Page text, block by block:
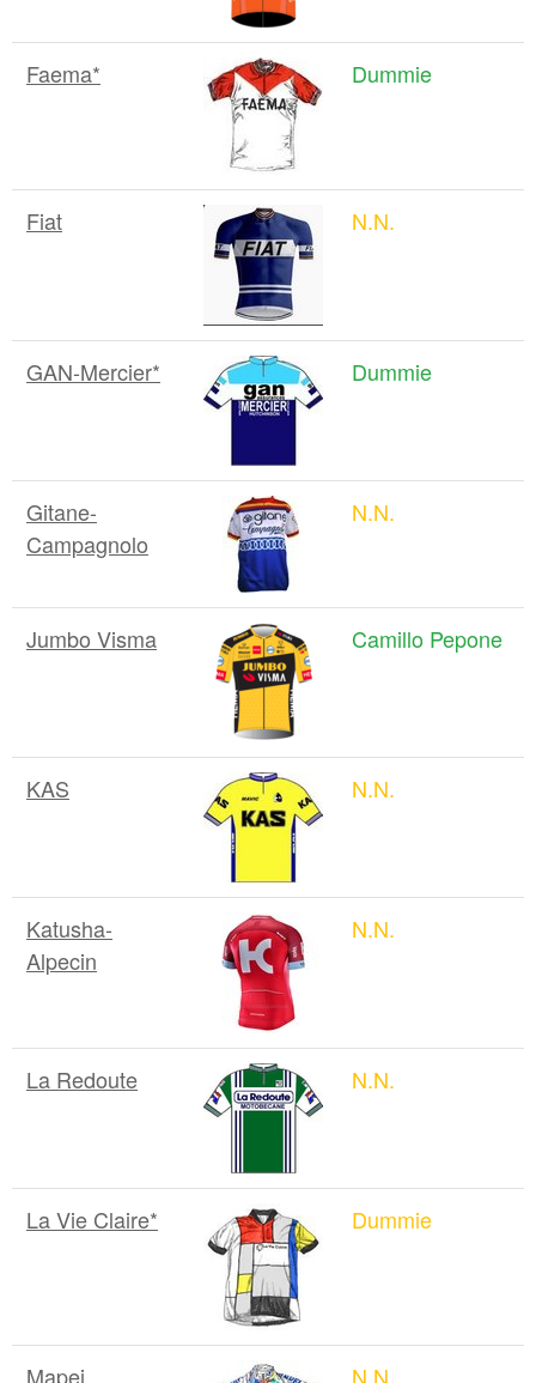
Faema* Dummie
Fiat N.N.
GAN-Mercier* Dummie
Gitane-
Campagnolo
N.N.
Jumbo Visma Camillo Pepone
KAS N.N.
Katusha-
Alpecin
N.N.
La Redoute N.N.
La Vie Claire* Dummie
Mapei N.N.